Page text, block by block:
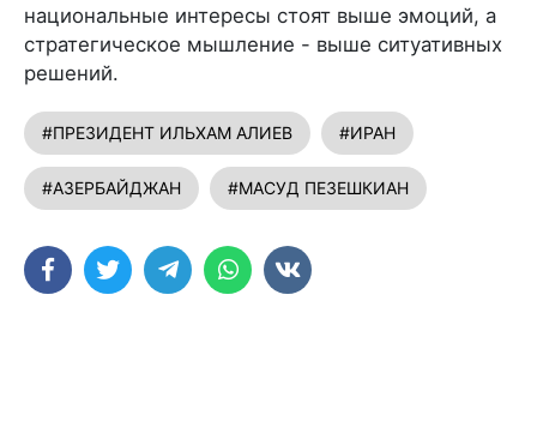
национальные интересы стоят выше эмоций, а
стратегическое мышление - выше ситуативных
решений.
#ПРЕЗИДЕНТ ИЛЬХАМ АЛИЕВ #ИРАН
#АЗЕРБАЙДЖАН #МАСУД ПЕЗЕШКИАН